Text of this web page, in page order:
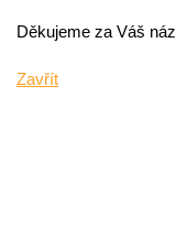
Děkujeme za Váš
Zavřít